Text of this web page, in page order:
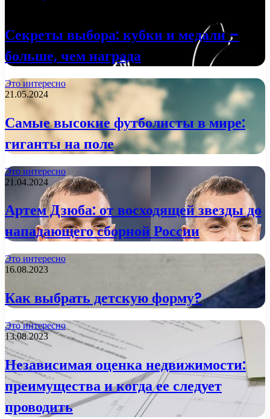
Секреты выбора: кубки и медали –
больше, чем награда
Это интересно
21.05.2024
Самые высокие футболисты в мире:
гиганты на поле
Это интересно
21.04.2024
Артем Дзюба: от восходящей звезды до
нападающего сборной России
Это интересно
16.08.2023
Как выбрать детскую форму?
Это интересно
13.08.2023
Независимая оценка недвижимости:
преимущества и когда ее следует
проводить